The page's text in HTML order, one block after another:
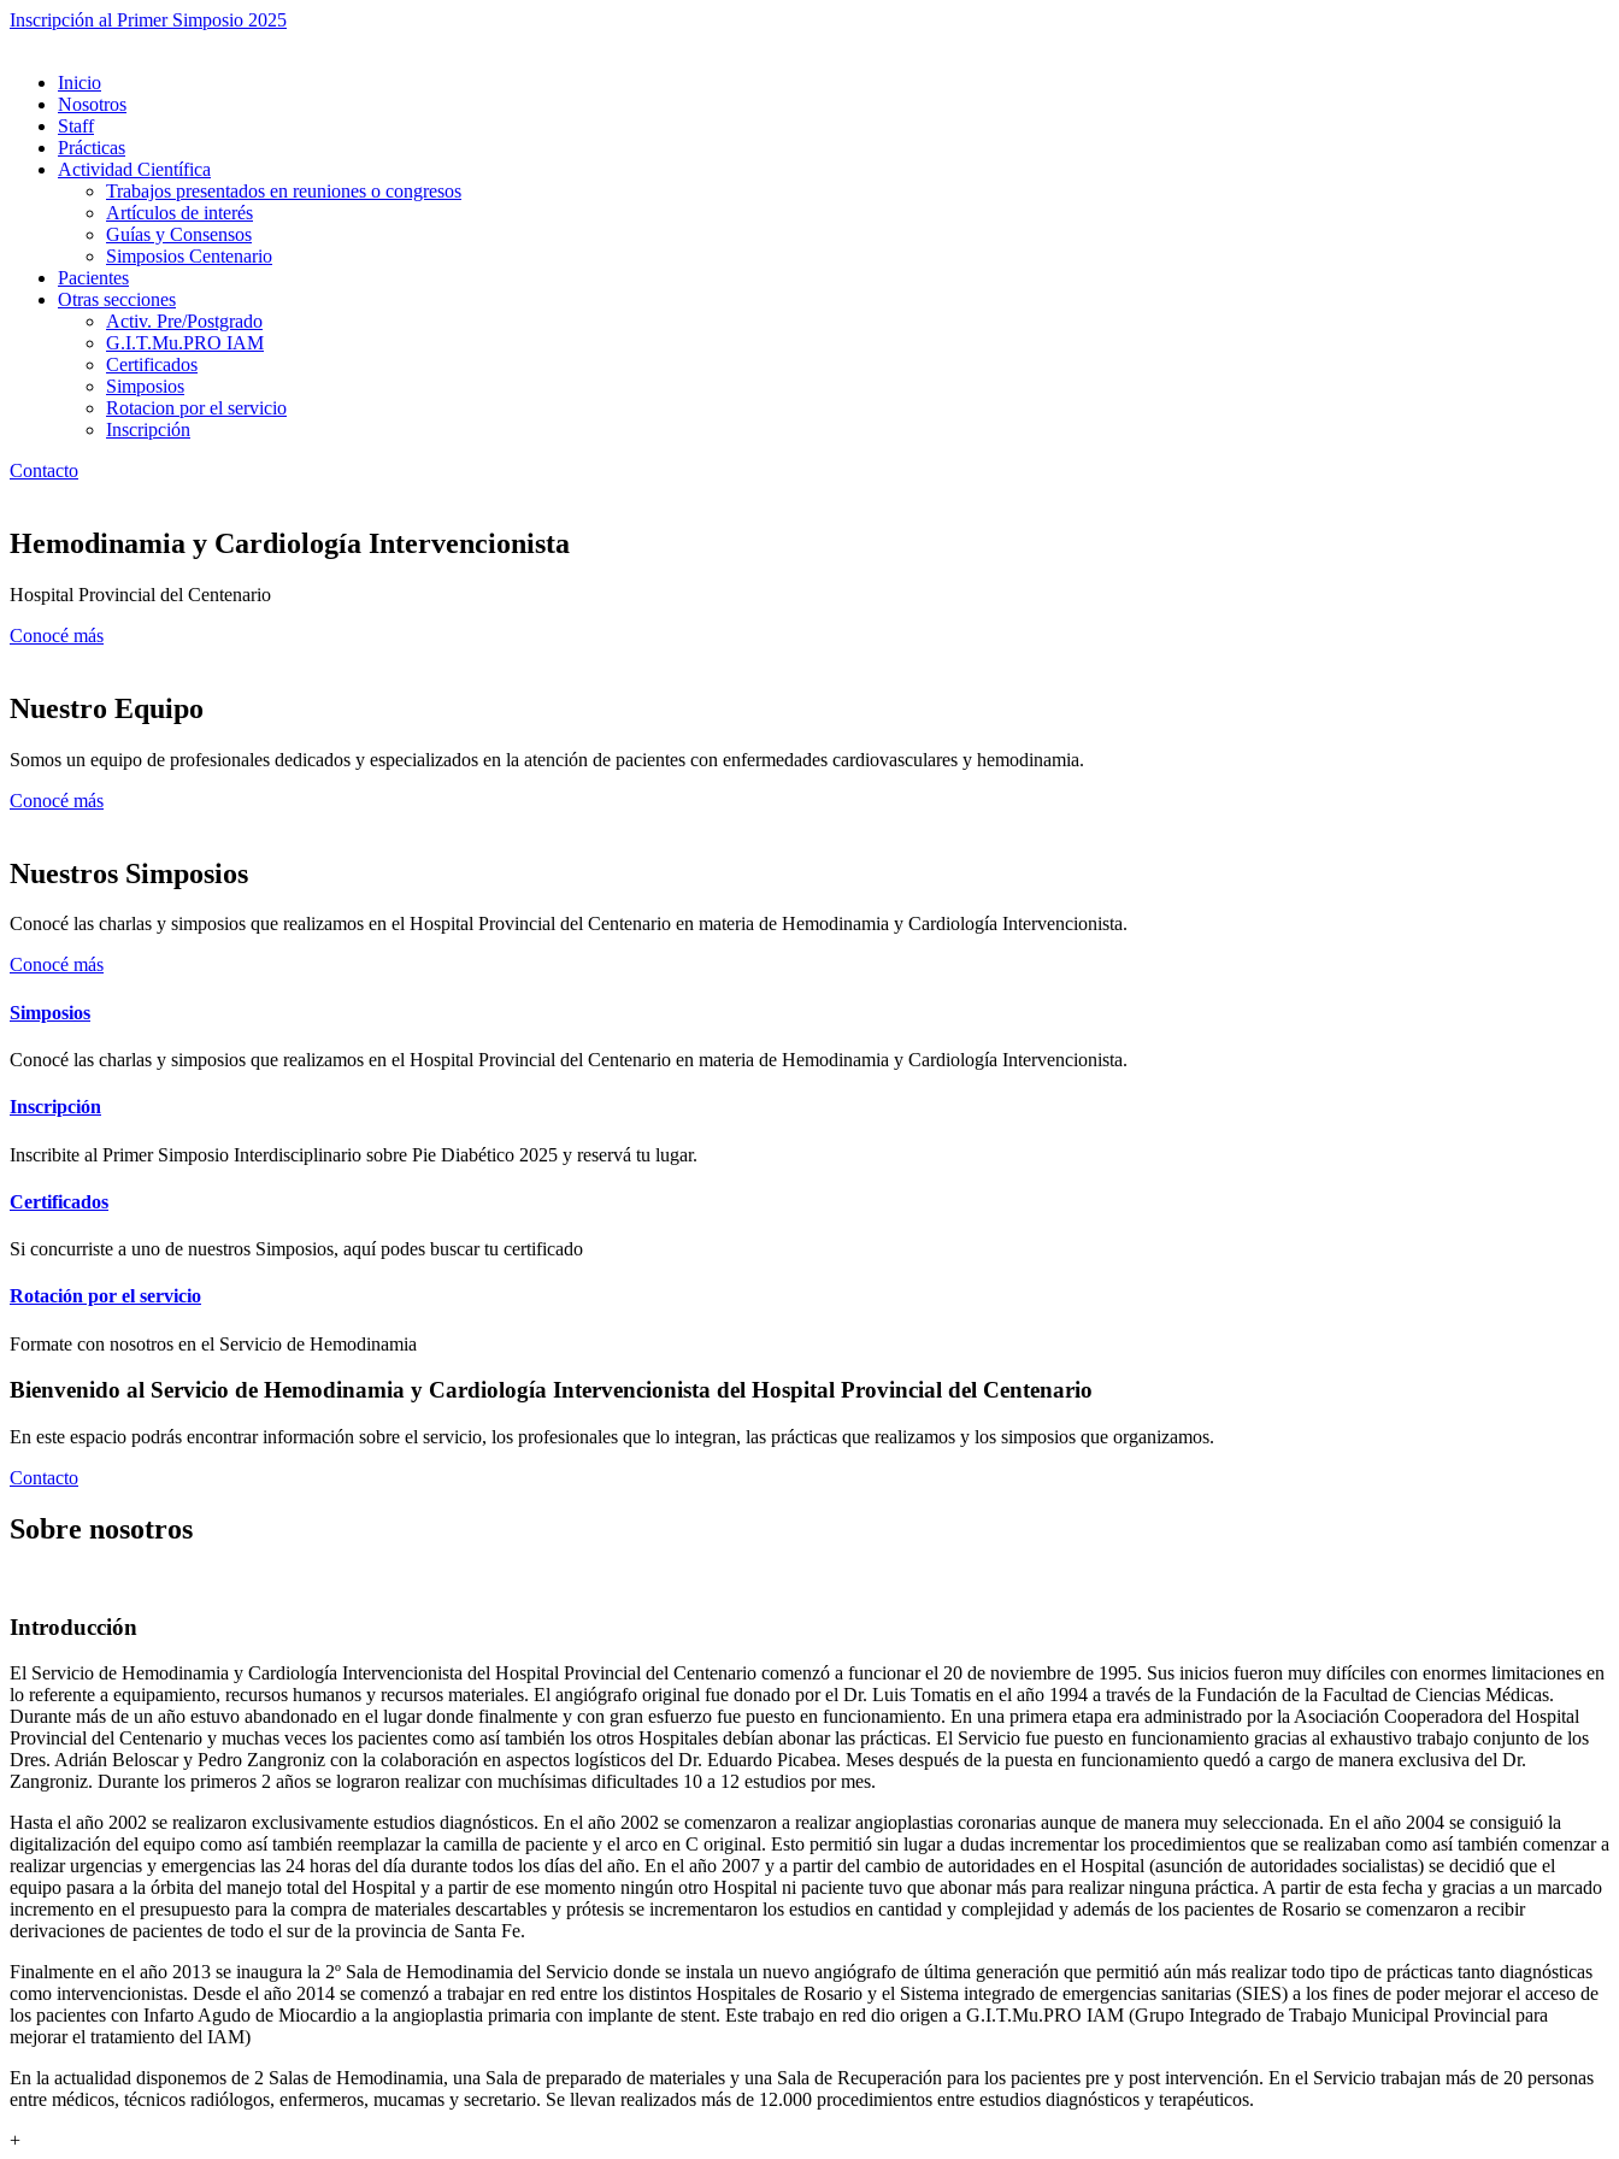
Inscripción al Primer Simposio 2025
Inicio
Nosotros
Staff
Prácticas
Actividad Científica
Trabajos presentados en reuniones o congresos
Artículos de interés
Guías y Consensos
Simposios Centenario
Pacientes
Otras secciones
Activ. Pre/Postgrado
G.I.T.Mu.PRO IAM
Certificados
Simposios
Rotacion por el servicio
Inscripción
Contacto
Hemodinamia y Cardiología Intervencionista
Hospital Provincial del Centenario
Conocé más
Nuestro Equipo
Somos un equipo de profesionales dedicados y especializados en la atención de pacientes con enfermedades cardiovasculares y hemodinamia.
Conocé más
Nuestros Simposios
Conocé las charlas y simposios que realizamos en el Hospital Provincial del Centenario en materia de Hemodinamia y Cardiología Intervencionista.
Conocé más
Simposios
Conocé las charlas y simposios que realizamos en el Hospital Provincial del Centenario en materia de Hemodinamia y Cardiología Intervencionista.
Inscripción
Inscribite al Primer Simposio Interdisciplinario sobre Pie Diabético 2025 y reservá tu lugar.
Certificados
Si concurriste a uno de nuestros Simposios, aquí podes buscar tu certificado
Rotación por el servicio
Formate con nosotros en el Servicio de Hemodinamia
Bienvenido al Servicio de Hemodinamia y Cardiología Intervencionista del Hospital Provincial del Centenario
En este espacio podrás encontrar información sobre el servicio, los profesionales que lo integran, las prácticas que realizamos y los simposios que organizamos.
Contacto
Sobre nosotros
Introducción
El Servicio de Hemodinamia y Cardiología Intervencionista del Hospital Provincial del Centenario comenzó a funcionar el 20 de noviembre de 1995. Sus inicios fueron muy difíciles con enormes limitaciones en
lo referente a equipamiento, recursos humanos y recursos materiales. El angiógrafo original fue donado por el Dr. Luis Tomatis en el año 1994 a través de la Fundación de la Facultad de Ciencias Médicas.
Durante más de un año estuvo abandonado en el lugar donde finalmente y con gran esfuerzo fue puesto en funcionamiento. En una primera etapa era administrado por la Asociación Cooperadora del Hospital
Provincial del Centenario y muchas veces los pacientes como así también los otros Hospitales debían abonar las prácticas. El Servicio fue puesto en funcionamiento gracias al exhaustivo trabajo conjunto de los
Dres. Adrián Beloscar y Pedro Zangroniz con la colaboración en aspectos logísticos del Dr. Eduardo Picabea. Meses después de la puesta en funcionamiento quedó a cargo de manera exclusiva del Dr.
Zangroniz. Durante los primeros 2 años se lograron realizar con muchísimas dificultades 10 a 12 estudios por mes.
Hasta el año 2002 se realizaron exclusivamente estudios diagnósticos. En el año 2002 se comenzaron a realizar angioplastias coronarias aunque de manera muy seleccionada. En el año 2004 se consiguió la
digitalización del equipo como así también reemplazar la camilla de paciente y el arco en C original. Esto permitió sin lugar a dudas incrementar los procedimientos que se realizaban como así también comenzar a
realizar urgencias y emergencias las 24 horas del día durante todos los días del año. En el año 2007 y a partir del cambio de autoridades en el Hospital (asunción de autoridades socialistas) se decidió que el
equipo pasara a la órbita del manejo total del Hospital y a partir de ese momento ningún otro Hospital ni paciente tuvo que abonar más para realizar ninguna práctica. A partir de esta fecha y gracias a un marcado
incremento en el presupuesto para la compra de materiales descartables y prótesis se incrementaron los estudios en cantidad y complejidad y además de los pacientes de Rosario se comenzaron a recibir
derivaciones de pacientes de todo el sur de la provincia de Santa Fe.
Finalmente en el año 2013 se inaugura la 2º Sala de Hemodinamia del Servicio donde se instala un nuevo angiógrafo de última generación que permitió aún más realizar todo tipo de prácticas tanto diagnósticas
como intervencionistas. Desde el año 2014 se comenzó a trabajar en red entre los distintos Hospitales de Rosario y el Sistema integrado de emergencias sanitarias (SIES) a los fines de poder mejorar el acceso de
los pacientes con Infarto Agudo de Miocardio a la angioplastia primaria con implante de stent. Este trabajo en red dio origen a G.I.T.Mu.PRO IAM (Grupo Integrado de Trabajo Municipal Provincial para
mejorar el tratamiento del IAM)
En la actualidad disponemos de 2 Salas de Hemodinamia, una Sala de preparado de materiales y una Sala de Recuperación para los pacientes pre y post intervención. En el Servicio trabajan más de 20 personas
entre médicos, técnicos radiólogos, enfermeros, mucamas y secretario. Se llevan realizados más de 12.000 procedimientos entre estudios diagnósticos y terapéuticos.
+